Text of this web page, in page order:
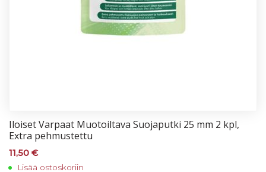
Iloi­set Var­paat Muo­toil­ta­va Suo­ja­put­ki 25 mm 2 kpl,
Ext­ra peh­mus­tet­tu
11,50 €
Lisää ostoskoriin